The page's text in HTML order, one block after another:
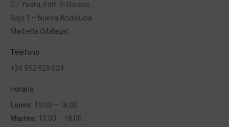
C./ Yedra, Edif. El Dorado
Bajo 1 – Nueva Andalucía
Marbella (Málaga)
Teléfono
+34 952 929 524
Horario
Lunes: 10:00 – 18:00
Martes: 10:00 – 18:00